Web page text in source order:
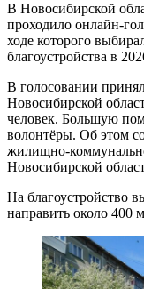
В Новосибирской
проходило онлайн-
ходе которого
благоустройства в
В голосовании
Новосибирской
человек. Большую
волонтёры. Об этом
жилищно-
Новосибирской
На благоустройство
направить около 400